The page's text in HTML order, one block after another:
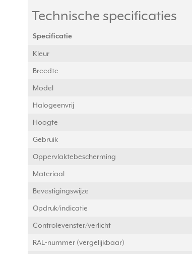
Technische specificaties
Specificatie
Kleur
Breedte
Model
Halogeenvrij
Hoogte
Gebruik
Oppervlaktebescherming
Materiaal
Bevestigingswijze
Opdruk/indicatie
Controlevenster/verlicht
RAL-nummer (vergelijkbaar)